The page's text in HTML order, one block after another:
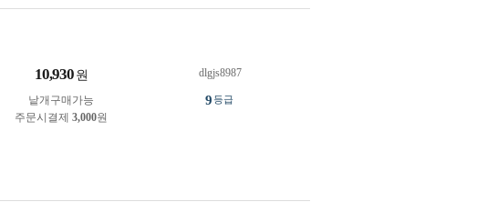
10,930 원
낱개구매가능
주문시결제 3,000원
dlgjs8987
9등급